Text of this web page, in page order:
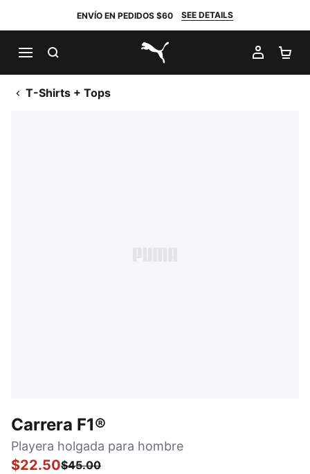
ENVÍO EN PEDIDOS $60 SEE DETAILS
PUMA.com
MI
T-Shirts + Tops
Carrera F1®
Playera holgada para hombre
$22.50$45.00